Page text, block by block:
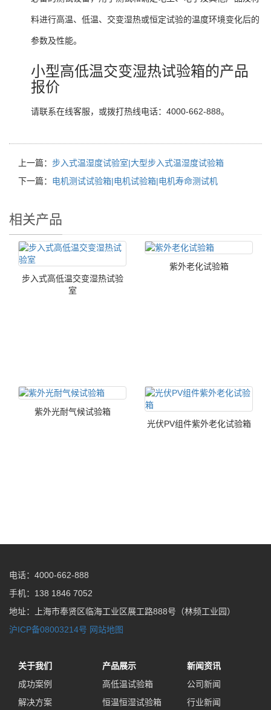
料进行高温、低温、交变湿热或恒定试验的温度环境变化后的
参数及性能。
小型高低温交变湿热试验箱的产品
报价
请联系在线客服，或拨打热线电话：4000-662-888。
上一篇： 步入式温湿度试验室|大型步入式温湿度试验箱
下一篇： 电机测试试验箱|电机试验箱|电机寿命测试机
相关产品
步入式高低温交变湿热试验
室
紫外老化试验箱
紫外光耐气候试验箱
光伏PV组件紫外老化试验箱
电话：4000-662-888
手机：138 1846 7052
地址：上海市奉贤区临海工业区展工路888号（林频工业园）
沪ICP备08003214号 网站地图
关于我们
成功案例
解决方案
产品展示
高低温试验箱
恒温恒湿试验箱
新闻资讯
公司新闻
行业新闻